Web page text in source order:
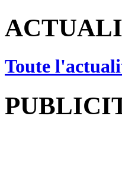
Toute